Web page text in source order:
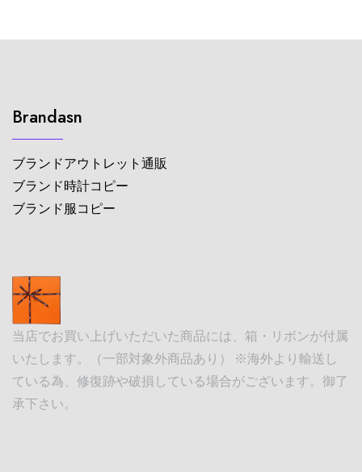
Brandasn
ブランドアウトレット通販
ブランド時計コピー
ブランド服コピー
当店でお買い上げいただいた商品には、箱・リボンが付属
いたします。（一部対象外商品あり） ※海外より輸送し
ている為、修復跡や破損している場合がございます。御了
承下さい。